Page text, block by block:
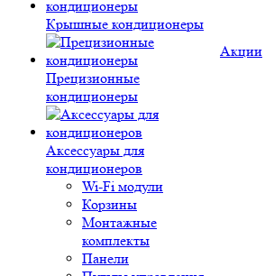
Крышные кондиционеры
Прецизионные
кондиционеры
Аксессуары для
кондиционеров
Wi-Fi модули
Корзины
Монтажные
комплекты
Панели
Акции